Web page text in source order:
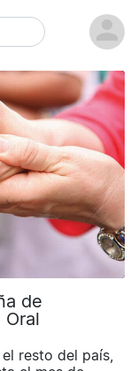
de
resto del país,